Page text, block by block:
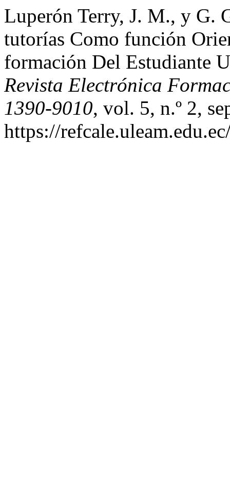
Luperón Terry, J. M., y G.
tutorías Como función
formación Del Estudiante
Revista Electrónica
1390-9010, vol. 5, n.º 2,
https://